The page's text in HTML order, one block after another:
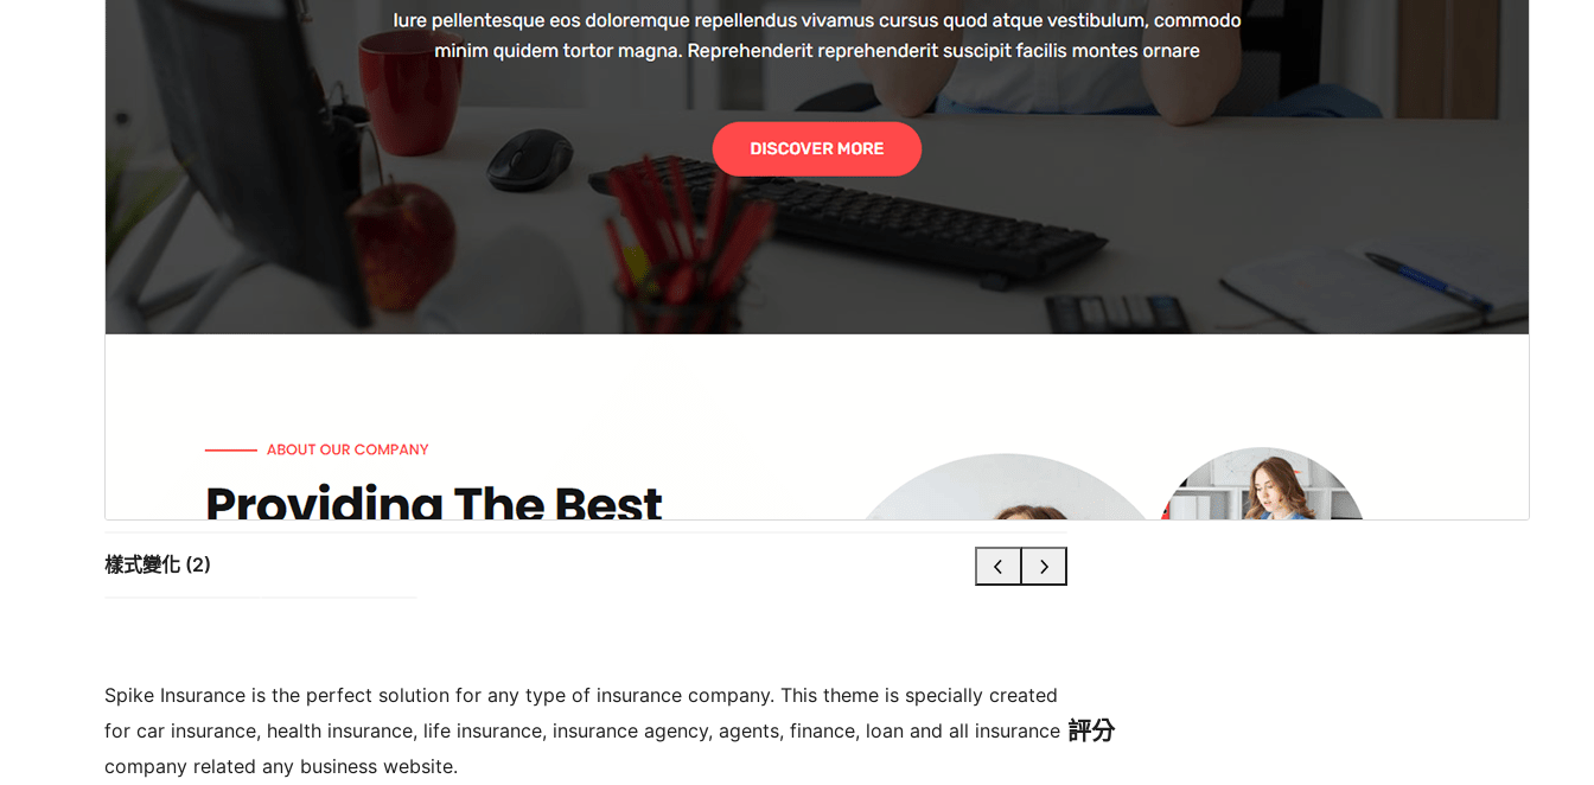
樣式變化 (2)
Spike Insurance is the perfect solution for any type of insurance company. This theme is specially created
for car insurance, health insurance, life insurance, insurance agency, agents, finance, loan and all insurance
company related any business website.
評分